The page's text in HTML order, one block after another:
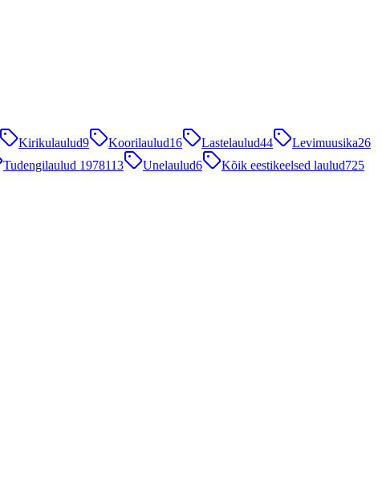
Kirikulaulud9 Koorilaulud16 Lastelaulud44 Levimuusika26
Tudengilaulud 1978113 Unelaulud6 Kõik eestikeelsed laulud725